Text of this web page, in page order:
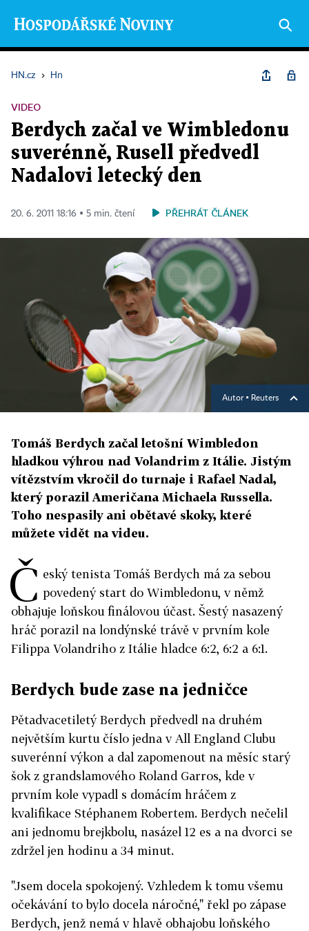
HN.cz › Hn
VIDEO
Berdych začal ve Wimbledonu
suverénně, Rusell předvedl
Nadalovi letecký den
20. 6. 2011 18:16 ▪ 5 min. čtení PŘEHRÁT ČLÁNEK
Autor ▪ Reuters
Tomáš Berdych začal letošní Wimbledon
hladkou výhrou nad Volandrim z Itálie. Jistým
vítězstvím vkročil do turnaje i Rafael Nadal,
který porazil Američana Michaela Russella.
Toho nespasily ani obětavé skoky, které
můžete vidět na videu.
Č eský tenista Tomáš Berdych má za sebou
povedený start do Wimbledonu, v němž
obhajuje loňskou finálovou účast. Šestý nasazený
hráč porazil na londýnské trávě v prvním kole
Filippa Volandriho z Itálie hladce 6:2, 6:2 a 6:1.
Berdych bude zase na jedničce
Pětadvacetiletý Berdych předvedl na druhém
největším kurtu číslo jedna v All England Clubu
suverénní výkon a dal zapomenout na měsíc starý
šok z grandslamového Roland Garros, kde v
prvním kole vypadl s domácím hráčem z
kvalifikace Stéphanem Robertem. Berdych nečelil
ani jednomu brejkbolu, nasázel 12 es a na dvorci se
zdržel jen hodinu a 34 minut.
"Jsem docela spokojený. Vzhledem k tomu všemu
očekávání to bylo docela náročné," řekl po zápase
Berdych, jenž nemá v hlavě obhajobu loňského